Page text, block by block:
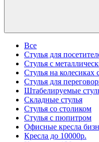
Все
Стулья для
Стулья с
Стулья на колесиках
Стулья для
Штабелируемые
Складные стулья
Стулья со столиком
Стулья с пюпитром
Офисные кресла
Кресла до 10000р.